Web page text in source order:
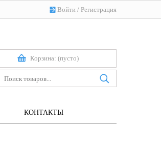
Войти / Регистрация
Корзина: (пусто)
КОНТАКТЫ